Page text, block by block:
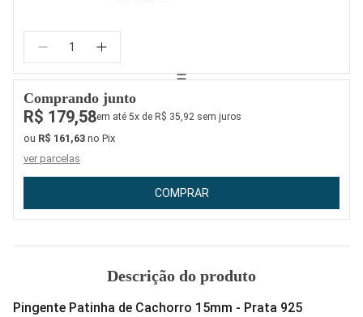
Quantidade:
Comprando junto
R$ 179,58em até 5x de R$ 35,92 sem juros
ou R$ 161,63 no Pix
ver parcelas
COMPRAR
Descrição do produto
Pingente Patinha de Cachorro 15mm - Prata 925